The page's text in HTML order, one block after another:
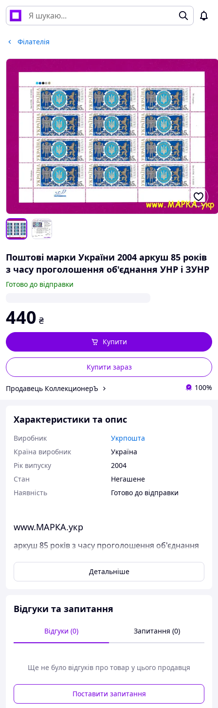
Філателія
Поштові марки України 2004 аркуш 85 років
з часу проголошення об'єднання УНР і ЗУНР
Готово до відправки
440 ₴
Купити зараз
Купити
Продавець КоллекционерЪ 100%
Характеристики та опис
Виробник
Укрпошта
Країна виробник
Україна
Рік випуску
2004
Стан
Негашене
Наявність
Готово до відправки
www.МАРКА.укр
аркуш 85 років з часу проголошення об'єднання
Поштові марки України
Перед відправкою ми надійно упаковуємо марки у
пересиланні.
Дивіться тут всі наявні марки Пошти України.
- Пром-оплата,
- На картку банка;
- На розрахунковий рахунок ФОПа по IBAN;
- Кредитною карткою Visa/Mastercard.
Детальніше
Відгуки та запитання
Відгуки (0) Запитання (0)
Ще не було відгуків про товар у цього продавця
Поставити запитання